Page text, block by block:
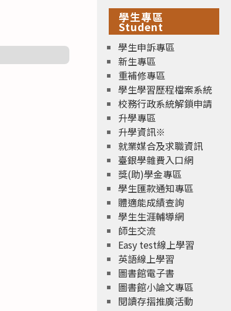
學生專區
Student
學生申訴專區
新生專區
重補修專區
學生學習歷程檔案系統
校務行政系統解鎖申請
升學專區
升學資訊※
就業媒合及求職資訊
臺銀學雜費入口網
獎(助)學金專區
學生匯款通知專區
體適能成績查詢
學生生涯輔導網
師生交流
Easy test線上學習
英語線上學習
圖書館電子書
圖書館小論文專區
閱讀存摺推廣活動